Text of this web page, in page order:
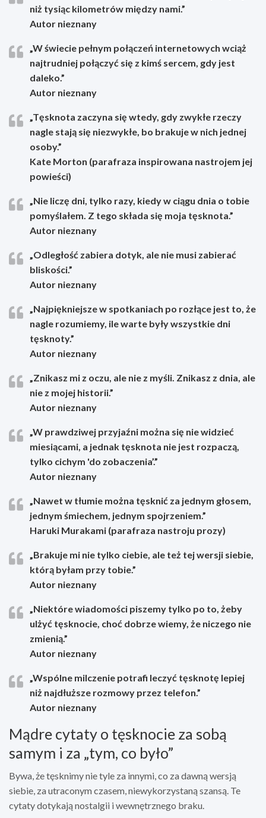
niż tysiąc kilometrów między nami.”
Autor nieznany
„W świecie pełnym połączeń internetowych wciąż
najtrudniej połączyć się z kimś sercem, gdy jest
daleko.”
Autor nieznany
„Tęsknota zaczyna się wtedy, gdy zwykłe rzeczy
nagle stają się niezwykłe, bo brakuje w nich jednej
osoby.”
Kate Morton (parafraza inspirowana nastrojem jej
powieści)
„Nie liczę dni, tylko razy, kiedy w ciągu dnia o tobie
pomyślałem. Z tego składa się moja tęsknota.”
Autor nieznany
„Odległość zabiera dotyk, ale nie musi zabierać
bliskości.”
Autor nieznany
„Najpiękniejsze w spotkaniach po rozłące jest to, że
nagle rozumiemy, ile warte były wszystkie dni
tęsknoty.”
Autor nieznany
„Znikasz mi z oczu, ale nie z myśli. Znikasz z dnia, ale
nie z mojej historii.”
Autor nieznany
„W prawdziwej przyjaźni można się nie widzieć
miesiącami, a jednak tęsknota nie jest rozpaczą,
tylko cichym 'do zobaczenia’.”
Autor nieznany
„Nawet w tłumie można tęsknić za jednym głosem,
jednym śmiechem, jednym spojrzeniem.”
Haruki Murakami (parafraza nastroju prozy)
„Brakuje mi nie tylko ciebie, ale też tej wersji siebie,
którą byłam przy tobie.”
Autor nieznany
„Niektóre wiadomości piszemy tylko po to, żeby
ulżyć tęsknocie, choć dobrze wiemy, że niczego nie
zmienią.”
Autor nieznany
„Wspólne milczenie potrafi leczyć tęsknotę lepiej
niż najdłuższe rozmowy przez telefon.”
Autor nieznany
Mądre cytaty o tęsknocie za sobą
samym i za „tym, co było”
Bywa, że tęsknimy nie tyle za innymi, co za dawną wersją
siebie, za utraconym czasem, niewykorzystaną szansą. Te
cytaty dotykają nostalgii i wewnętrznego braku.